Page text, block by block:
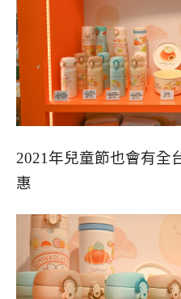
2021年兒童節也會有全
惠